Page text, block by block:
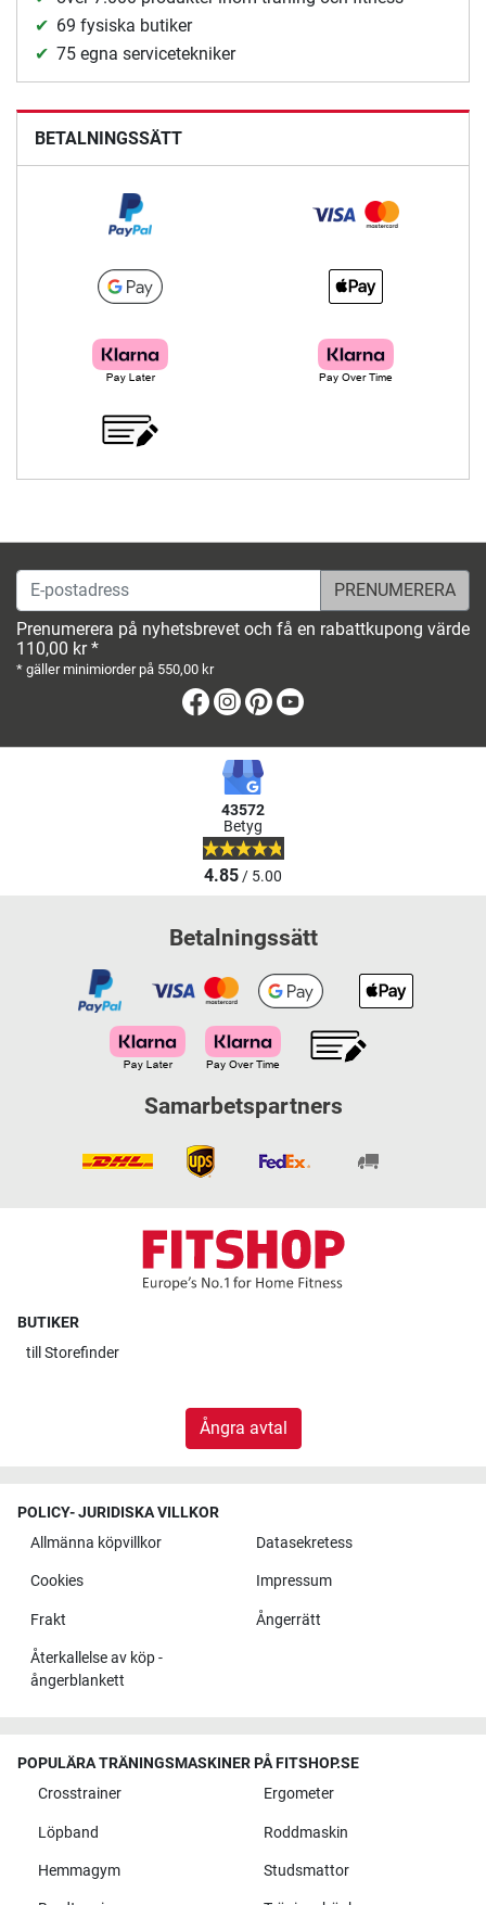
69 fysiska butiker
75 egna servicetekniker
BETALNINGSSÄTT
E-postadress
Prenumerera på nyhetsbrevet och få en rabattkupong värde
110,00 kr *
* gäller minimiorder på 550,00 kr
Facebook
Instagram
Pinterest
43572
Betyg
4.85/ 5.00
Betalningssätt
Samarbetspartners
BUTIKER
tillStorefinder
Ångra avtal
POLICY- JURIDISKA VILLKOR
Allmänna köpvillkor
Datasekretess
Cookies Impressum
Frakt Ångerrätt
Återkallelse av köp -
ångerblankett
POPULÄRA TRÄNINGSMASKINER PÅ FITSHOP.SE
Crosstrainer
Ergometer
Löpband Roddmaskin
Hemmagym Studsmattor